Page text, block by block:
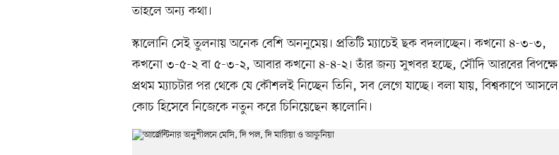
তাহলে অন্য কথা।
স্কালোনি সেই তুলনায় অনেক বেশি অননুমেয়। প্রতিটি ম্যাচেই ছক বদলাচ্ছেন। কখনো ৪-৩-৩,
কখনো ৩-৫-২ বা ৫-৩-২, আবার কখনো ৪-৪-২। তাঁর জন্য সুখবর হচ্ছে, সৌদি আরবের বিপক্ষে
প্রথম ম্যাচটার পর থেকে যে কৌশলই নিচ্ছেন তিনি, সব লেগে যাচ্ছে। বলা যায়, বিশ্বকাপে আসলে
কোচ হিসেবে নিজেকে নতুন করে চিনিয়েছেন স্কালোনি।